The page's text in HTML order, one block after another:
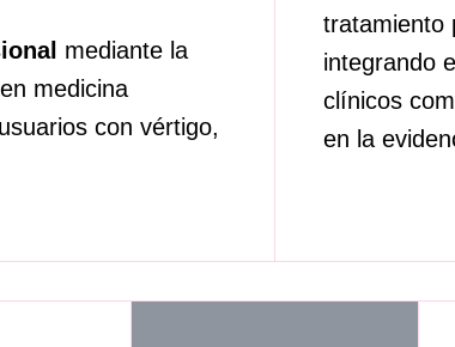
mediante la
medicina
con vértigo,
tratamiento
integrando
clínicos
en la